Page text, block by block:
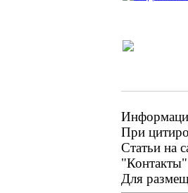
При
Статьи на
"Контакты"
Для